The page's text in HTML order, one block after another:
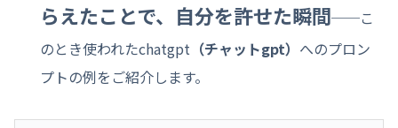
らえたことで、自分を許せた瞬間──こ
のとき使われたchatgpt （チャットgpt） へのプロン
プトの例をご紹介します。